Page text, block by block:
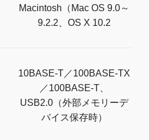
Macintosh（Mac OS 9.0～
9.2.2、OS X 10.2
10BASE-T／100BASE-TX
／100BASE-T、
USB2.0（外部メモリーデ
バイス保存時）